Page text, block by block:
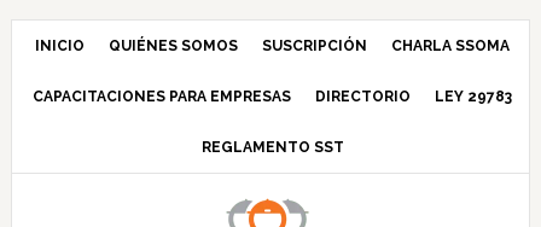
Saltar
navegación
Saltar
principal
Saltar
barra
principal
Saltar
INICIO QUIÉNES SOMOS SUSCRIPCIÓN CHARLA SSOMA
CAPACITACIONES PARA EMPRESAS DIRECTORIO LEY 29783
REGLAMENTO SST